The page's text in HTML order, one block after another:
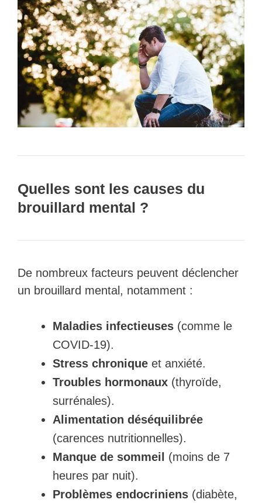
Quelles sont les causes du
brouillard mental ?
De nombreux facteurs peuvent déclencher
un brouillard mental, notamment :
Maladies infectieuses (comme le
COVID-19).
Stress chronique et anxiété.
Troubles hormonaux (thyroïde,
surrénales).
Alimentation déséquilibrée
(carences nutritionnelles).
Manque de sommeil
(moins de 7
heures par nuit).
Problèmes endocriniens (diabète,